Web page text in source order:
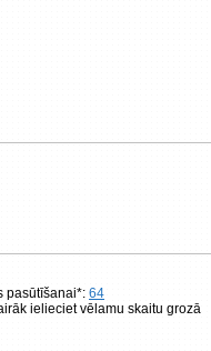
pasūtīšanai*: 64
ielieciet vēlamu skaitu grozā